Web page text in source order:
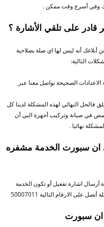
وفي أسرع وقت ممكن .
أنه ليس لها اي صلة بصلاحية
التالية:
الصحيحة تواصل معنا عبر
فالحل النهائي لهذه المشكلة لدينا كل
في صيانة وتركيب أجهزة البي أن
نهائيا .
سبورت الخدمة مشفره
أرسال اشارة تفعيل أو تكون الخدمة
الارقام التالية 50007011
ان سبورت